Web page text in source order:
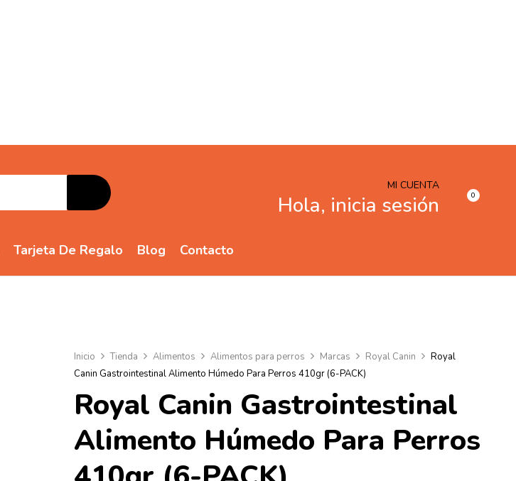
MI CUENTA
Hola, inicia sesión 0
Tarjeta De Regalo Blog Contacto
Inicio Tienda Alimentos Alimentos para perros Marcas Royal Canin
Royal
Canin Gastrointestinal Alimento Húmedo Para Perros 410gr (6-PACK)
Royal Canin Gastrointestinal
Alimento Húmedo Para Perros